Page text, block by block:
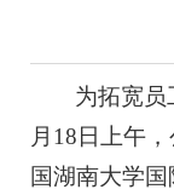
为拓宽员
月18日上午
国湖南大学